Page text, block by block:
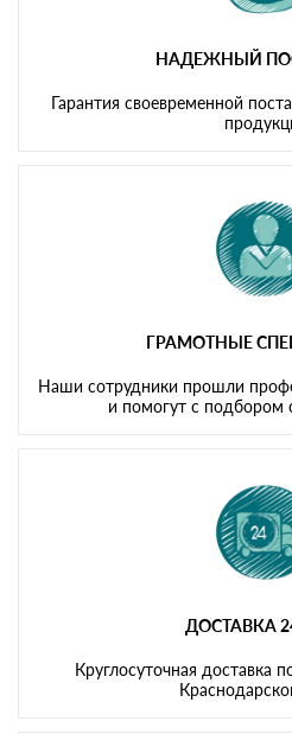
НАДЕЖНЫЙ
Гарантия своевременной
ГРАМОТНЫЕ
Наши сотрудники прошли
и помогут с подбором
ДОСТАВКА
Круглосуточная доставка